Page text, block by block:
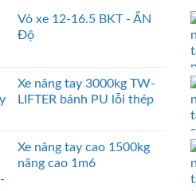
Vỏ xe 12-16.5 BKT - ẤN
Độ
Xe nâng tay 3000kg TW-
LIFTER bánh PU lỗi thép
Xe nâng tay cao 1500kg
nâng cao 1m6